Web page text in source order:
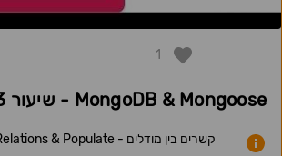
1
MongoDB & Mongoose - שיעור 3
קשרים בין מודלים - Models Relations & Populate